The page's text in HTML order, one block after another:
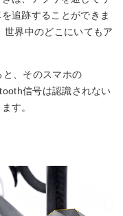
追跡することができま
界中のどこにいてもア
、そのスマホの
信号は認識されない
す。